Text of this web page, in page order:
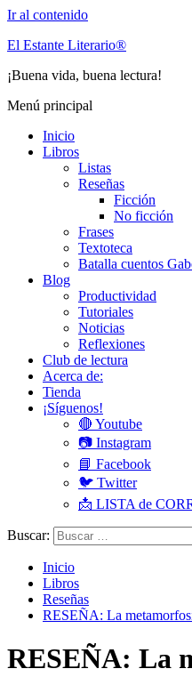
Ir al contenido
El Estante Literario®
¡Buena vida, buena lectura!
Menú principal
Inicio
Libros
Listas
Reseñas
Ficción
No ficción
Frases
Textoteca
Batalla cuentos
Blog
Productividad
Tutoriales
Noticias
Reflexiones
Club de lectura
Acerca de:
Tienda
¡Síguenos!
🔴 Youtube
📷 Instagram
📘 Facebook
🐦 Twitter
📩 LISTA de
Buscar:
Inicio
Libros
Reseñas
RESEÑA: La
RESEÑA: La